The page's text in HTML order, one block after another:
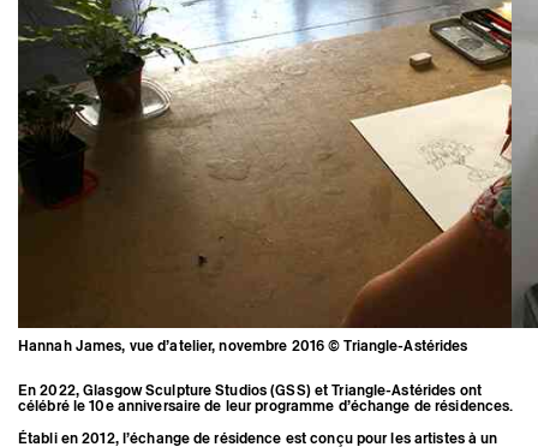
Hannah James, vue d’atelier, novembre 2016 © Triangle-Astérides
En 2022, Glasgow Sculpture Studios (GSS) et Triangle-Astérides ont
célébré le 10e anniversaire de leur programme d’échange de résidences.
Établi en 2012, l’échange de résidence est conçu pour les artistes à un